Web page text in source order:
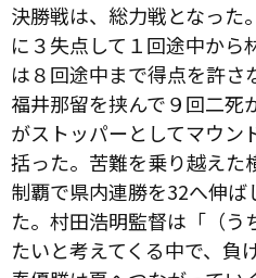
決勝戦は、総力戦となった
に３失点して１回途中から
は８回途中まで得点を許さ
福井那留を挟んで９回二死
がストッパーとしてマウン
括った。苦難を乗り越えた
制覇で県内連勝を32へ伸ば
た。村田浩明監督は「（う
たいと考えてくる中で、負